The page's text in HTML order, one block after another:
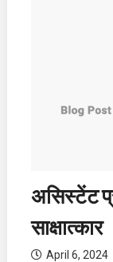
असिस्टेंट
साक्षात्कार
April 6, 2024